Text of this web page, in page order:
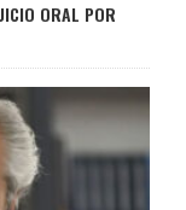
ORAL POR